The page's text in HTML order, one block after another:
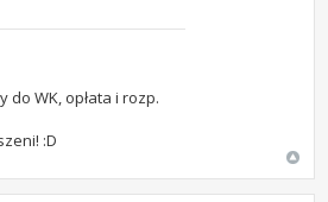
do WK, opłata i rozp.
:D